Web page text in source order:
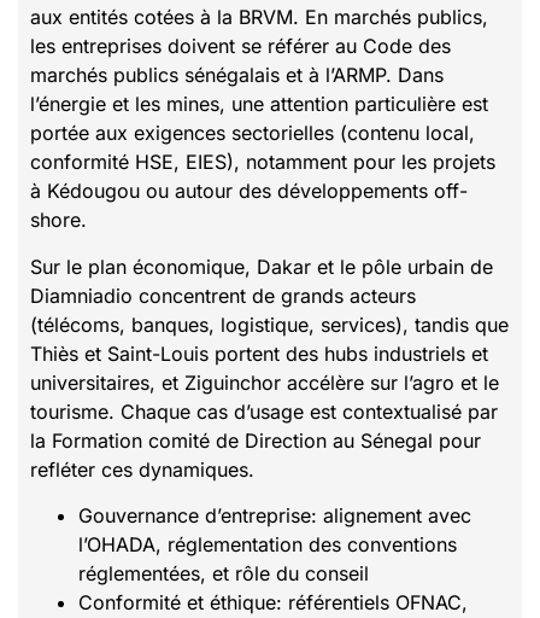
aux entités cotées à la BRVM. En marchés publics,
les entreprises doivent se référer au Code des
marchés publics sénégalais et à l’ARMP. Dans
l’énergie et les mines, une attention particulière est
portée aux exigences sectorielles (contenu local,
conformité HSE, EIES), notamment pour les projets
à Kédougou ou autour des développements off-
shore.
Sur le plan économique, Dakar et le pôle urbain de
Diamniadio concentrent de grands acteurs
(télécoms, banques, logistique, services), tandis que
Thiès et Saint-Louis portent des hubs industriels et
universitaires, et Ziguinchor accélère sur l’agro et le
tourisme. Chaque cas d’usage est contextualisé par
la Formation comité de Direction au Sénegal pour
refléter ces dynamiques.
Gouvernance d’entreprise: alignement avec
l’OHADA, réglementation des conventions
réglementées, et rôle du conseil
Conformité et éthique: référentiels OFNAC,